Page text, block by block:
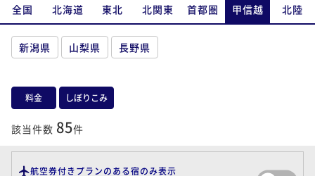
全国 北海道 東北 北関東 首都圏 甲信越 北陸
新潟県 山梨県 長野県
料金 しぼりこみ
該当件数 85件
航空券付きプランのある宿のみ表示